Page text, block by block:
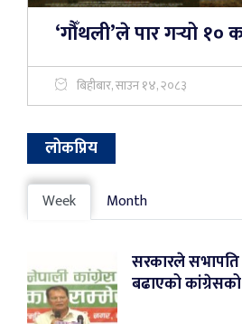
‘गौँथली’ले पार गर्‍यो
बिहीबार, साउन १४, २०८३
लोकप्रिय
Week Month
सरकारले सभापति
बढाएको